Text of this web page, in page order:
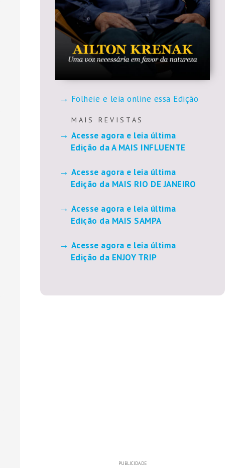
Folheie e leia online essa Edição
M A I S R E V I S T A S
Acesse agora e leia última
Edição da A MAIS INFLUENTE
Acesse agora e leia última
Edição da MAIS RIO DE JANEIRO
Acesse agora e leia última
Edição da MAIS SAMPA
Acesse agora e leia última
Edição da ENJOY TRIP
PUBLICIDADE